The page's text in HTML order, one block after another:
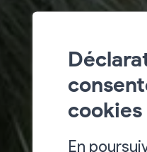
cookies
En